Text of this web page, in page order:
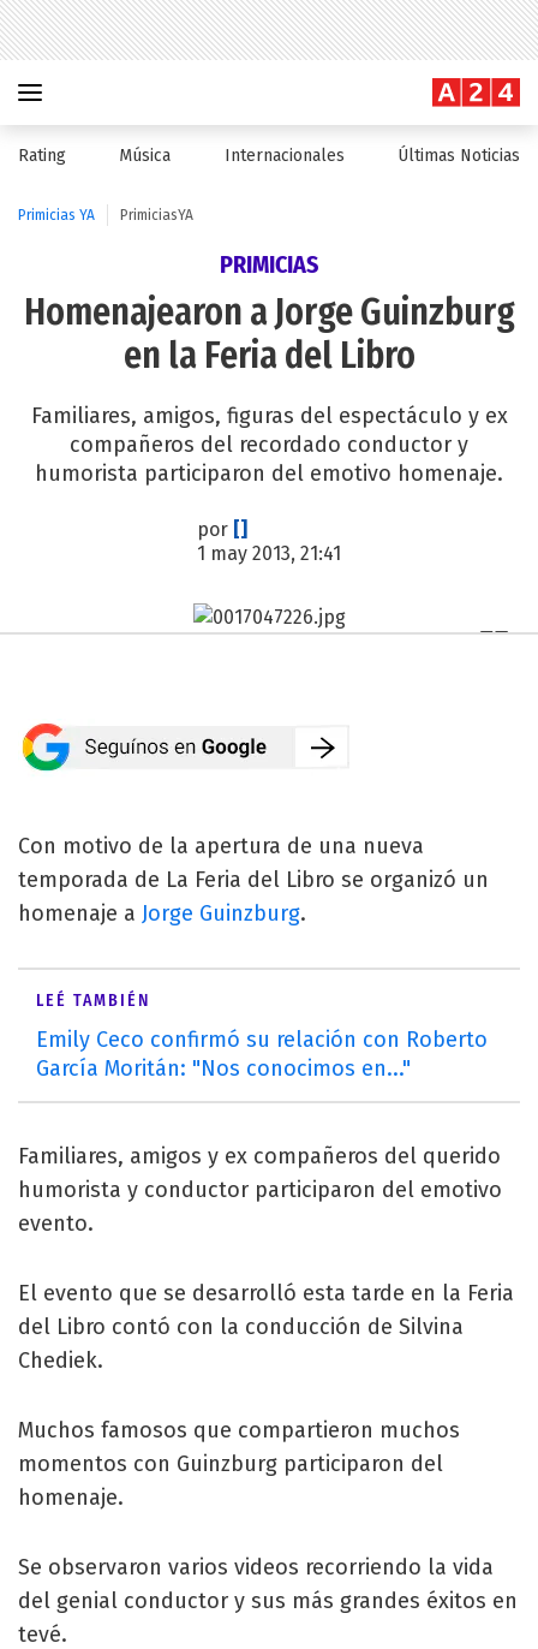
Rating Música Internacionales Últimas Noticias
Primicias YA PrimiciasYA
PRIMICIAS
Homenajearon a Jorge Guinzburg
en la Feria del Libro
Familiares, amigos, figuras del espectáculo y ex
compañeros del recordado conductor y
humorista participaron del emotivo homenaje.
por []
1 may 2013, 21:41
Con motivo de la apertura de una nueva
temporada de La Feria del Libro se organizó un
homenaje a Jorge Guinzburg.
LEÉ TAMBIÉN
Emily Ceco confirmó su relación con Roberto
García Moritán: "Nos conocimos en..."
Familiares, amigos y ex compañeros del querido
humorista y conductor participaron del emotivo
evento.
El evento que se desarrolló esta tarde en la Feria
del Libro contó con la conducción de Silvina
Chediek.
Muchos famosos que compartieron muchos
momentos con Guinzburg participaron del
homenaje.
Se observaron varios videos recorriendo la vida
del genial conductor y sus más grandes éxitos en
tevé.